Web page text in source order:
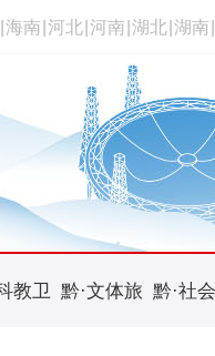
海南 河北 河南 湖北 湖南
教卫 黔·文体旅 黔·社会